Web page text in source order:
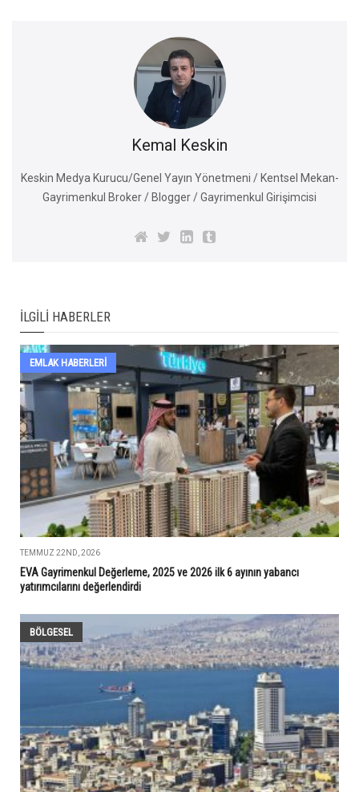
Kemal Keskin
Keskin Medya Kurucu/Genel Yayın Yönetmeni / Kentsel Mekan-
Gayrimenkul Broker / Blogger / Gayrimenkul Girişimcisi
İLGILI HABERLER
EMLAK HABERLERI
TEMMUZ 22ND, 2026
EVA Gayrimenkul Değerleme, 2025 ve 2026 ilk 6 ayının yabancı
yatırımcılarını değerlendirdi
BÖLGESEL